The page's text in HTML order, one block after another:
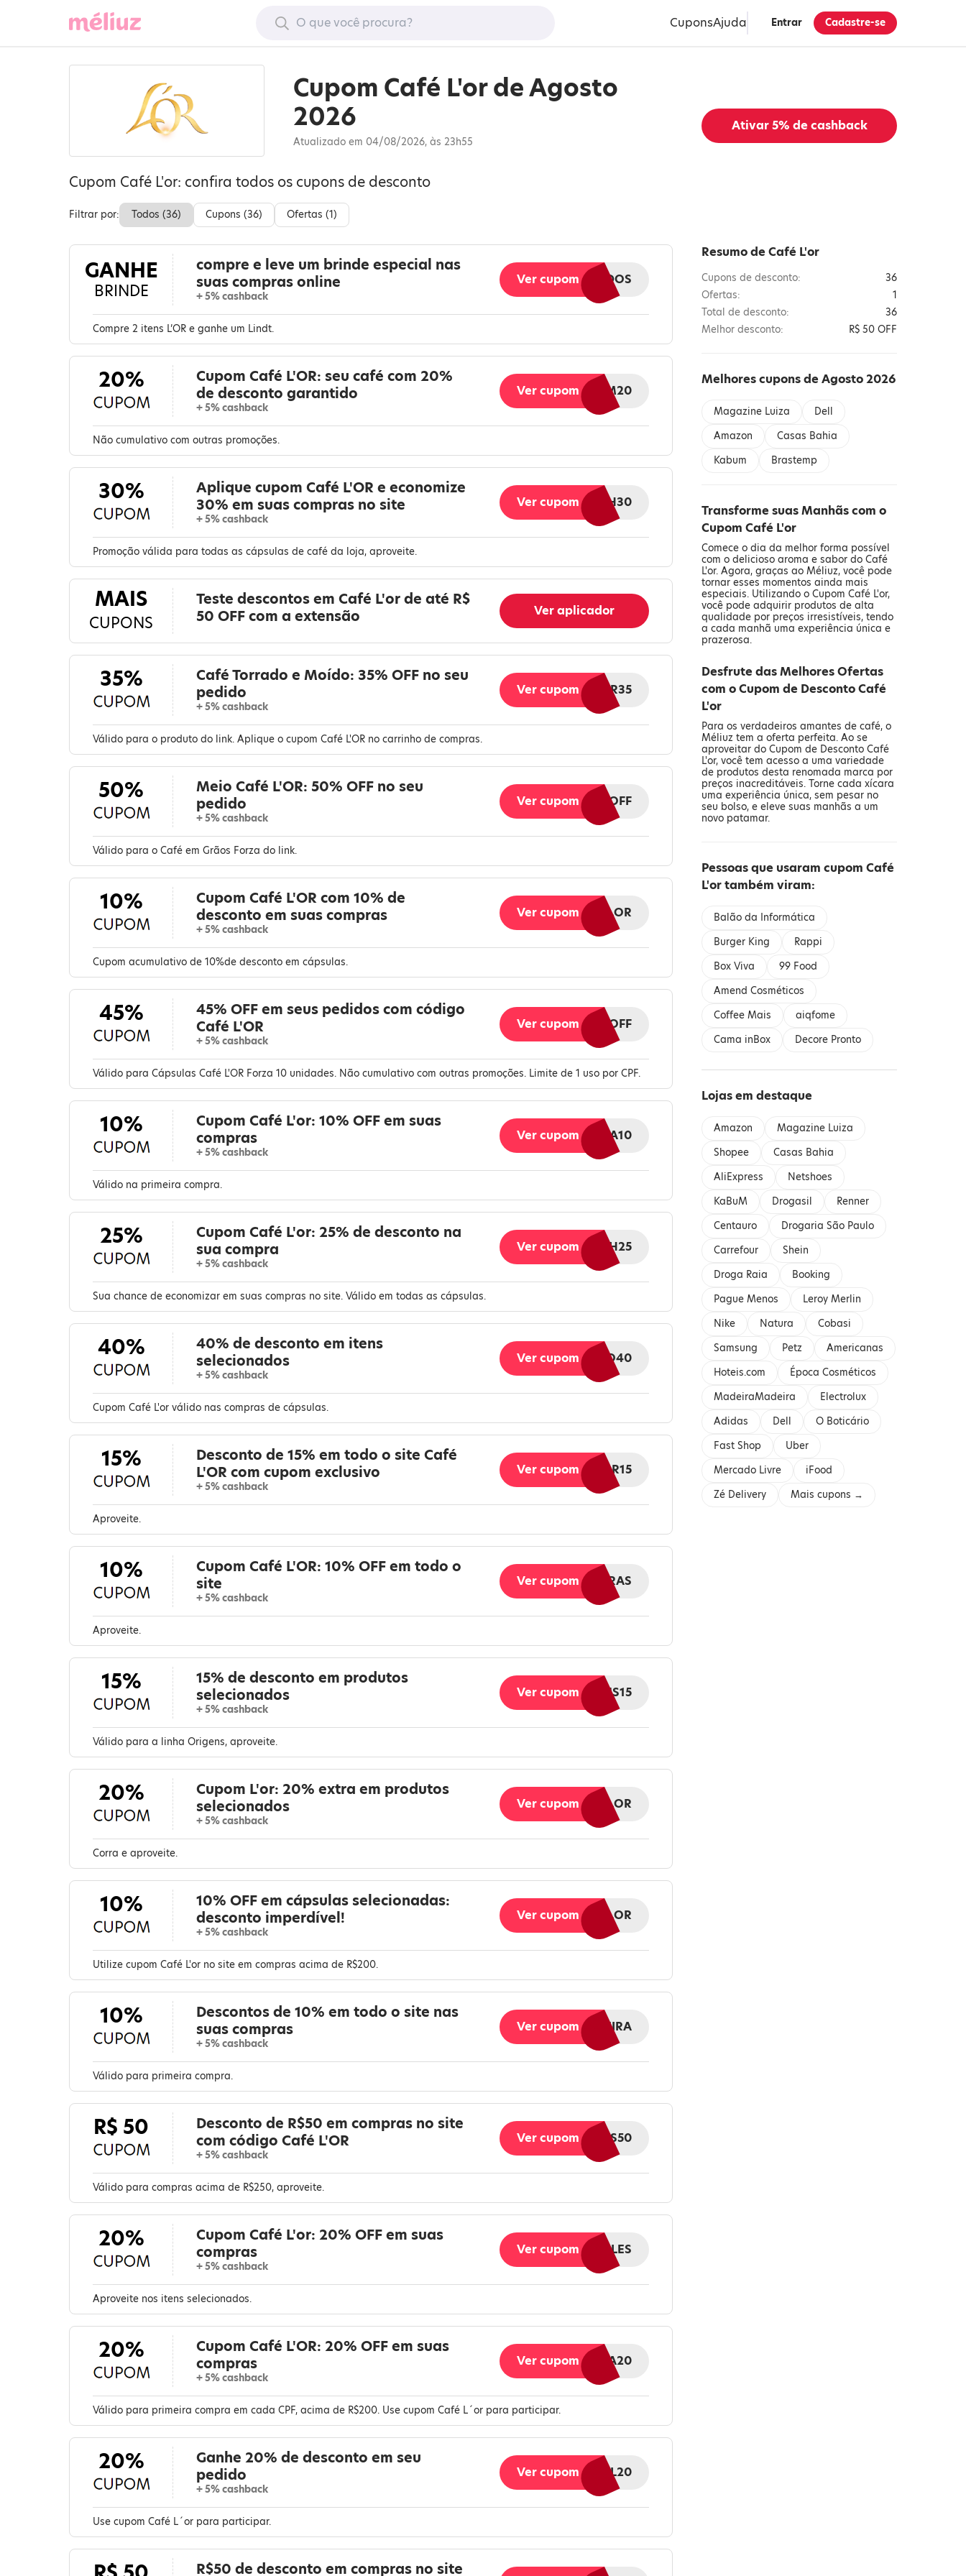
CuponsAjuda Entrar Cadastre-se
Cupom Café L'or de Agosto
2026
Atualizado em 04/08/2026, às 23h55
Cupom Café L'or: confira todos os cupons de desconto
Filtrar por: Todos (36) Cupons (36) Ofertas (1)
GANHE
BRINDE
compre e leve um brinde especial nas
suas compras online
+ 5% cashback
SENTIDOS
Ver cupom
Compre 2 itens L’OR e ganhe um Lindt.
20%
Cupom Café L'OR: seu café com 20%
de desconto garantido
+ 5% cashback
LORPREMIUM20
Ver cupom
Não cumulativo com outras promoções.
30%
Aplique cupom Café L'OR e economize
30% em suas compras no site
+ 5% cashback
FLASH30
Ver cupom
Promoção válida para todas as cápsulas de café da loja, aproveite.
MAIS
CUPONS
Teste descontos em Café L'or de até R$
50 OFF com a extensão
Ver aplicador
35%
Café Torrado e Moído: 35% OFF no seu
pedido
+ 5% cashback
LOR35
Ver cupom
Válido para o produto do link. Aplique o cupom Café L'OR no carrinho de compras.
50%
Meio Café L'OR: 50% OFF no seu
pedido
+ 5% cashback
LOR50OFF
Ver cupom
Válido para o Café em Grãos Forza do link.
10%
Cupom Café L'OR com 10% de
desconto em suas compras
+ 5% cashback
BLACKLOR
Ver cupom
Cupom acumulativo de 10%de desconto em cápsulas.
45%
45% OFF em seus pedidos com código
Café L'OR
+ 5% cashback
LOR45OFF
Ver cupom
Válido para Cápsulas Café L'OR Forza 10 unidades. Não cumulativo com outras promoções. Limite de 1 uso por CPF.
10%
Cupom Café L'or: 10% OFF em suas
compras
+ 5% cashback
EXPERIENCIA10
Ver cupom
Válido na primeira compra.
25%
Cupom Café L'or: 25% de desconto na
sua compra
+ 5% cashback
FLASH25
Ver cupom
Sua chance de economizar em suas compras no site. Válido em todas as cápsulas.
40%
40% de desconto em itens
selecionados
+ 5% cashback
DEGUSTACAO40
Ver cupom
Cupom Café L'or válido nas compras de cápsulas.
15%
Desconto de 15% em todo o site Café
L'OR com cupom exclusivo
+ 5% cashback
CPLOR15
Ver cupom
Aproveite.
10%
Cupom Café L'OR: 10% OFF em todo o
site
+ 5% cashback
LORTORRAS
Ver cupom
Aproveite.
15%
15% de desconto em produtos
selecionados
+ 5% cashback
ORIGENS15
Ver cupom
Válido para a linha Origens, aproveite.
20%
Cupom L'or: 20% extra em produtos
selecionados
+ 5% cashback
PROMOLOR
Ver cupom
Corra e aproveite.
10%
10% OFF em cápsulas selecionadas:
desconto imperdível!
+ 5% cashback
LOR
Ver cupom
Utilize cupom Café L'or no site em compras acima de R$200.
10%
Descontos de 10% em todo o site nas
suas compras
+ 5% cashback
LORPRIMEIRA
Ver cupom
Válido para primeira compra.
R$ 50
Desconto de R$50 em compras no site
com código Café L'OR
+ 5% cashback
MAIS50
Ver cupom
Válido para compras acima de R$250, aproveite.
20%
Cupom Café L'or: 20% OFF em suas
compras
+ 5% cashback
FLASHSALES
Ver cupom
Aproveite nos itens selecionados.
20%
Cupom Café L'OR: 20% OFF em suas
compras
+ 5% cashback
EXPERIENCIA20
Ver cupom
Válido para primeira compra em cada CPF, acima de R$200. Use cupom Café L´or para participar.
20%
Ganhe 20% de desconto em seu
pedido
+ 5% cashback
MUNDIAL20
Ver cupom
Use cupom Café L´or para participar.
R$50 de desconto em compras no site
Ativar5% de cashback
Resumo de Café L'or
Cupons de desconto:
36
Ofertas:
1
Total de desconto:
36
Melhor desconto:
R$ 50 OFF
Melhores cupons de Agosto 2026
Magazine Luiza
Dell
Amazon
Casas Bahia
Kabum
Brastemp
Transforme suas Manhãs com o
Cupom Café L'or
Comece o dia da melhor forma possível
com o delicioso aroma e sabor do Café
L'or. Agora, graças ao Méliuz, você pode
tornar esses momentos ainda mais
especiais. Utilizando o Cupom Café L'or,
você pode adquirir produtos de alta
qualidade por preços irresistíveis, tendo
a cada manhã uma experiência única e
prazerosa.
Desfrute das Melhores Ofertas
com o Cupom de Desconto Café
L'or
Para os verdadeiros amantes de café, o
Méliuz tem a oferta perfeita. Ao se
aproveitar do Cupom de Desconto Café
L'or, você tem acesso a uma variedade
de produtos desta renomada marca por
preços inacreditáveis. Torne cada xícara
uma experiência única, sem pesar no
seu bolso, e eleve suas manhãs a um
novo patamar.
Pessoas que usaram cupom Café
L'or também viram:
Balão da Informática
Burger King
Rappi
Box Viva
99 Food
Amend Cosméticos
Coffee Mais
aiqfome
Cama inBox
Decore Pronto
Lojas em destaque
Amazon
Magazine Luiza
Shopee
Casas Bahia
AliExpress
Netshoes
KaBuM
Drogasil
Renner
Centauro
Drogaria São Paulo
Carrefour
Shein
Droga Raia
Booking
Pague Menos
Leroy Merlin
Nike
Natura
Cobasi
Samsung
Petz
Americanas
Hoteis.com
Época Cosméticos
MadeiraMadeira
Electrolux
Adidas
Dell
O Boticário
Fast Shop
Uber
Mercado Livre
iFood
Zé Delivery
Mais cupons →